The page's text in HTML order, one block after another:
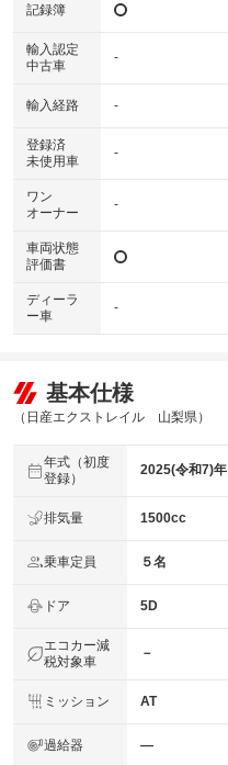
記録簿
輸入認定
中古車
-
輸入経路 -
登録済
未使用車
-
ワン
オーナー
-
車両状態
評価書
ディーラ
ー車
-
基本仕様
（日産エクストレイル 山梨県）
年式（初度
登録）
2025(令和7)年
排気量 1500cc
乗車定員 ５名
ドア 5D
エコカー減
税対象車
－
ミッション AT
過給器 ―